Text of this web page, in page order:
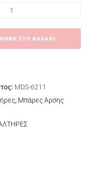
ΣΤΟ ΚΑΛΆΘΙ
ΜDS-6211
, Μπάρες Άρσης